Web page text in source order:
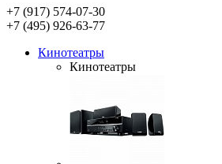
+7 (917) 574-07-30
+7 (495) 926-63-77
Кинотеатры
Кинотеатры